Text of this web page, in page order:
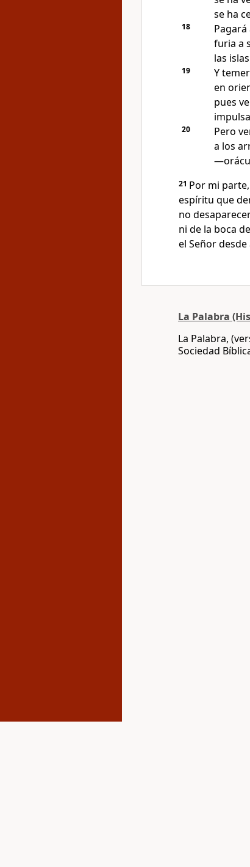
se ha
18
furia a
las
19
Y
en
pues
20
Pero
a los
21 Por mi
espíritu que
no
ni de la boca
el Señor
La Palabra
La Palabra,
Sociedad